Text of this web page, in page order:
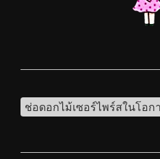
ช่อดอกไม้เซอร์ไพร์สในโอก